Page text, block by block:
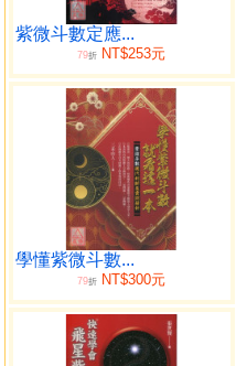
合婚、商業策劃等。
前言
第一章 聽故事，巧記星情
第一節 劉備與紫微星
第二節 周瑜與貪狼星
第三節 楊修與巨門星
第四節 曹操與廉貞星
第五節 呂布與武曲星
第六節 張飛與破軍星
第七節 孫權與天府星
第八節 司馬懿與天梁星
紫微斗數定應...
79折 NT$253元
學懂紫微斗數...
79折 NT$300元